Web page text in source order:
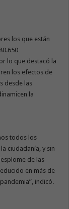
los que están
lo que destacó la
los efectos de
desde las
la
todos los
ciudadanía, y sin
de las
en más de
indicó.